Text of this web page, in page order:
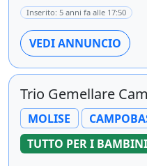
Inserito: 5 anni fa alle 17:50
VEDI ANNUNCIO
Trio Gemellare Cam
MOLISE
TUTTO PER I BAMBINI